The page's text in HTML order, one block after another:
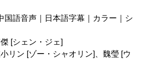
本語字幕｜カラー｜シ
ェン・ジェ]
ン [ゾー・シャオリン]、魏瑩 [ウ